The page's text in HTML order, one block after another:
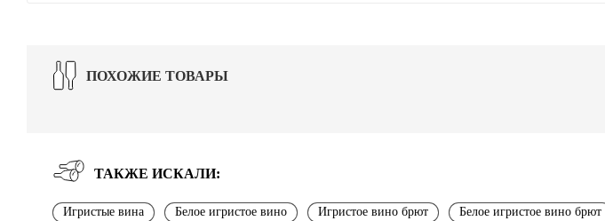
ПОХОЖИЕ ТОВАРЫ
ТАКЖЕ ИСКАЛИ:
Игристые вина Белое игристое вино Игристое вино брют
Белое игристое вино брют